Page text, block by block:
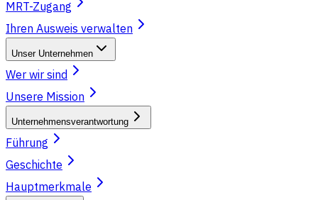
MRT-Zugang
Ihren Ausweis verwalten
Unser Unternehmen
Wer wir sind
Unsere Mission
Unternehmensverantwortung
Führung
Geschichte
Hauptmerkmale